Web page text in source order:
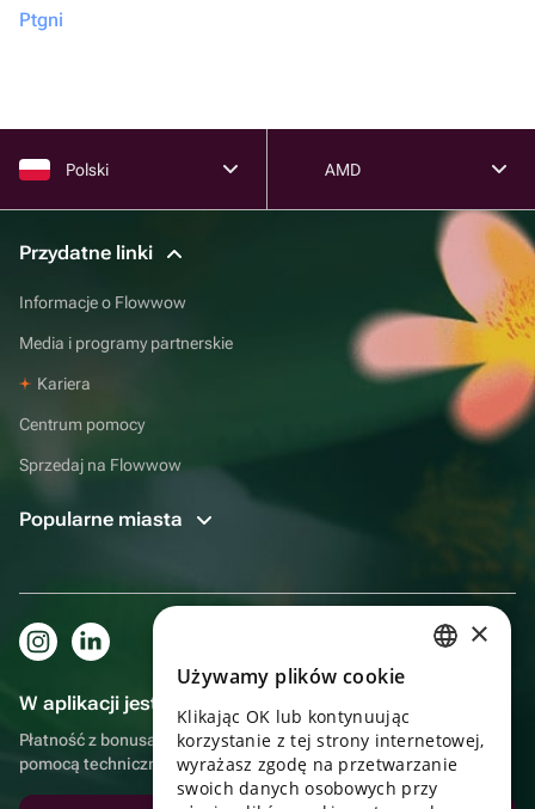
Ptgni
Polski AMD
Przydatne linki
Informacje o Flowwow
Media i programy partnerskie
Kariera
Centrum pomocy
Sprzedaj na Flowwow
Popularne miasta
W aplikacji jest to jeszcze wygodniejsze!
Płatność z bonusami, samodzielna dostawa, wygodny czat z
pomocą techniczną
UKRAINIAN
PORTUGUESE
×
Używamy plików cookie
Klikając OK lub kontynuując
korzystanie z tej strony internetowej,
wyrażasz zgodę na przetwarzanie
swoich danych osobowych przy